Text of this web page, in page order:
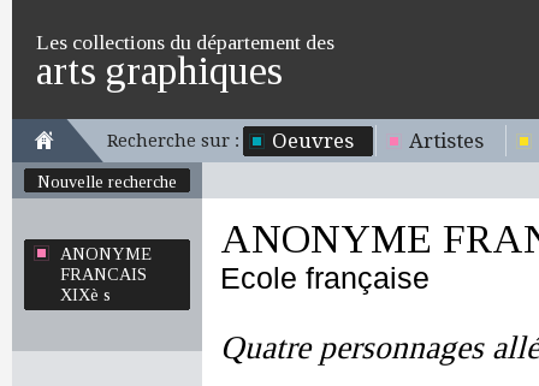
Les collections du département des
arts graphiques
Recherche sur : Oeuvres Artistes
Nouvelle recherche
ANONYME
FRANCAIS
XIXè s
ANONYME
Ecole française
Quatre personnages